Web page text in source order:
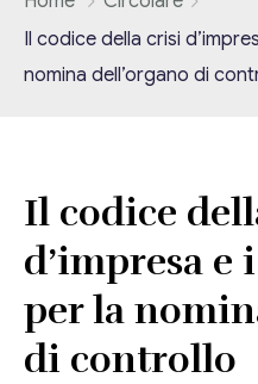
I nostri servizi
Adempimenti
Contrattualistica Varia
Consulenza Societaria
Eventi
Corsi FAD
Video/Tv
Il codice della crisi
nomina dell’organo di
Il codice
d’impresa
per la
di controllo